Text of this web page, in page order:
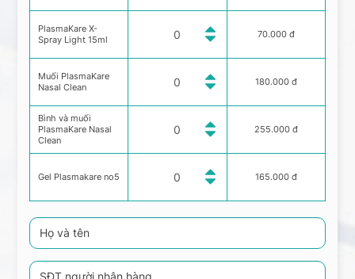
PlasmaKare X-
Spray Light 15ml
Muối PlasmaKare
Nasal Clean
Bình và muối
PlasmaKare Nasal
Clean
Gel Plasmakare no5
70.000 đ
180.000 đ
255.000 đ
165.000 đ